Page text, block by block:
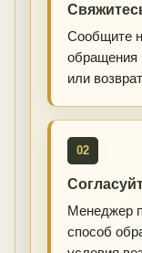
Сообщите
обращения
или
02
Менеджер
способ